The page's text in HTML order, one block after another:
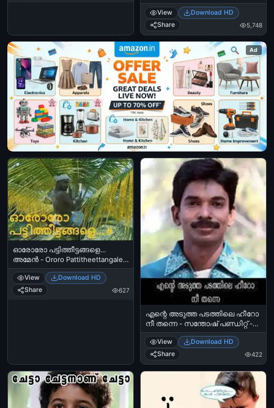
View
Download HD
Share
5,748
Ad
ഓരോരോ പട്ടിത്തീട്ടങ്ങളെ...
അമേന്‍ - Ororo Pattitheettangale -
Amen
View
Download HD
Share
627
എന്റെ അടുത്ത പടത്തിലെ ഹീറോ
നീ തന്നെ - സന്തോഷ്‌ പണ്ഡിറ്റ്‌ -
Ente Adutha Padathile Hero Nee
Thanne - Santhosh Pandit
View
Download HD
Share
422